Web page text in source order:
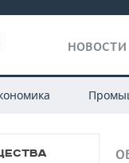
НОВОСТИ